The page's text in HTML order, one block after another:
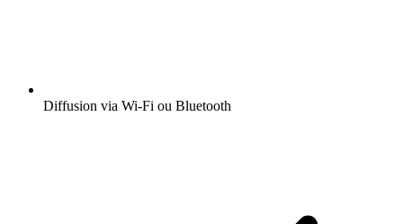
Diffusion via Wi-Fi ou Bluetooth